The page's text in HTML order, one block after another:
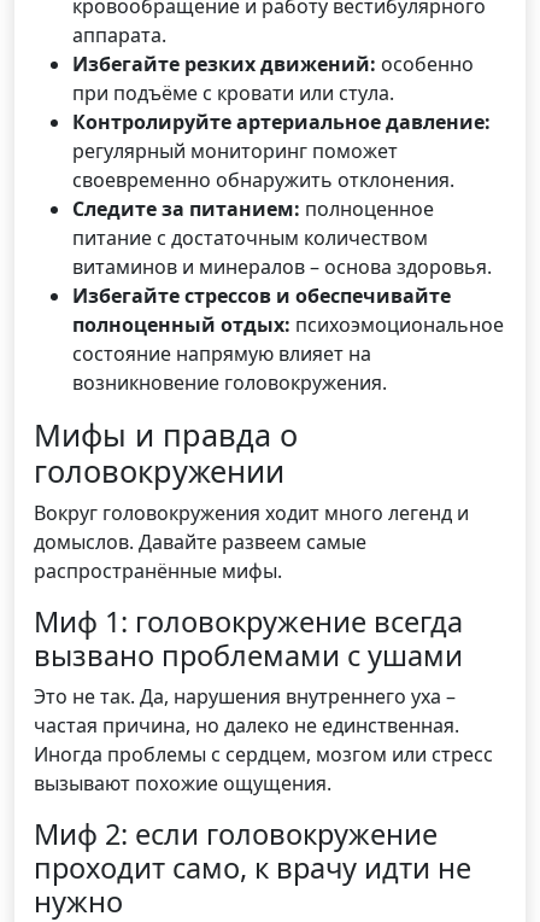
кровообращение и работу вестибулярного
аппарата.
Избегайте резких движений: особенно
при подъёме с кровати или стула.
Контролируйте артериальное давление:
регулярный мониторинг поможет
своевременно обнаружить отклонения.
Следите за питанием: полноценное
питание с достаточным количеством
витаминов и минералов – основа здоровья.
Избегайте стрессов и обеспечивайте
полноценный отдых: психоэмоциональное
состояние напрямую влияет на
возникновение головокружения.
Мифы и правда о
головокружении
Вокруг головокружения ходит много легенд и
домыслов. Давайте развеем самые
распространённые мифы.
Миф 1: головокружение всегда
вызвано проблемами с ушами
Это не так. Да, нарушения внутреннего уха –
частая причина, но далеко не единственная.
Иногда проблемы с сердцем, мозгом или стресс
вызывают похожие ощущения.
Миф 2: если головокружение
проходит само, к врачу идти не
нужно